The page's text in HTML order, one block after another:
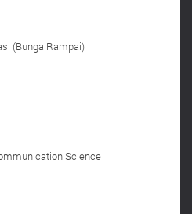
(Bunga Rampai)
Science